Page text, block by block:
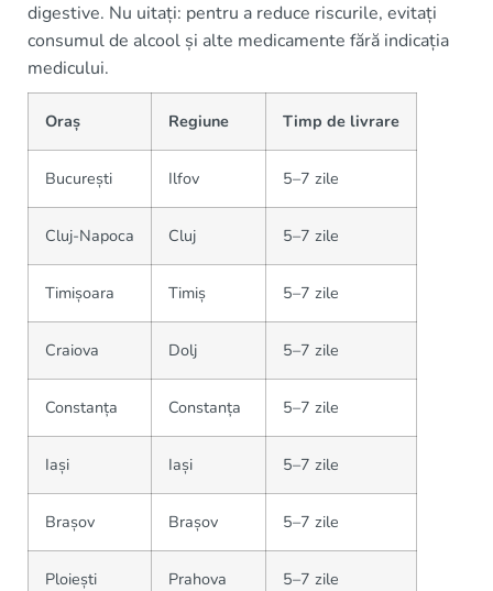
digestive. Nu uitați: pentru a reduce riscurile, evitați
consumul de alcool și alte medicamente fără indicația
medicului.
Oraș Regiune Timp de livrare
București Ilfov 5–7 zile
Cluj-Napoca Cluj 5–7 zile
Timișoara Timiș 5–7 zile
Craiova Dolj 5–7 zile
Constanța Constanța 5–7 zile
Iași Iași 5–7 zile
Brașov Brașov 5–7 zile
Ploiești Prahova 5–7 zile